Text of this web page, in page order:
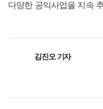
다양한 공익사업을 지속
김진오 기자